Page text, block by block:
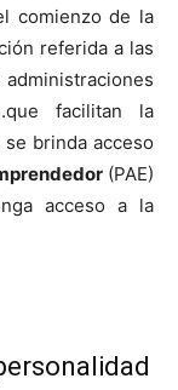
comienzo de la
referida a las
facilitan la
brinda acceso
(PAE)
acceso a la